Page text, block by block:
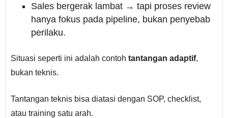
Sales bergerak lambat → tapi proses review
hanya fokus pada pipeline, bukan penyebab
perilaku.
Situasi seperti ini adalah contoh tantangan adaptif,
bukan teknis.
Tantangan teknis bisa diatasi dengan SOP, checklist,
atau training satu arah.